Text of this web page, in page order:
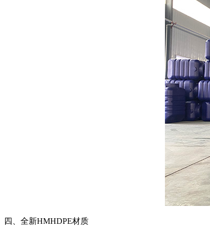
四、全新HMHDPE材质